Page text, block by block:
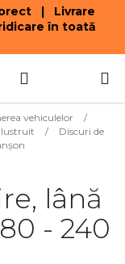
| Livrare
în toată
DE
vehiculelor
/
lustruit /
Discuri de
lână
- 240